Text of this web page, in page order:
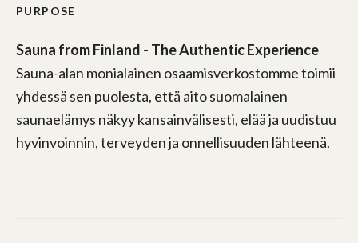
PURPOSE
Sauna from Finland - The Authentic Experience
Sauna-alan monialainen osaamisverkostomme toimii
yhdessä sen puolesta, että aito suomalainen
saunaelämys näkyy kansainvälisesti, elää ja uudistuu
hyvinvoinnin, terveyden ja onnellisuuden lähteenä.